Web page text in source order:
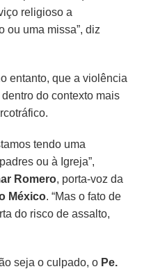
religioso a
ou uma missa”, diz
entanto, que a violência
do contexto mais
tendo uma
ou à Igreja”,
Romero, porta-voz da
México. “Mas o fato de
do risco de assalto,
seja o culpado, o Pe.